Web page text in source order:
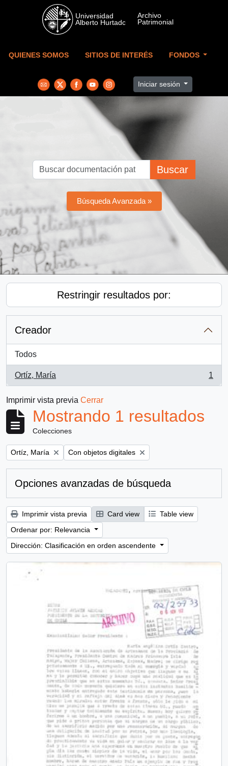
Skip to main content
QUIENES SOMOS SITIOS DE INTERÉS FONDOS
Iniciar sesión
Buscar
Búsqueda Avanzada »
Restringir resultados por:
Creador
Todos
Ortíz, María
, 1 resultados
1
Imprimir vista previa Cerrar
Mostrando 1 resultados
Colecciones
Remove filter:
Ortíz, María Remove filter:
Con objetos digitales
Opciones avanzadas de búsqueda
Imprimir vista previa Card view
Table view
Ordenar por: Relevancia
Dirección: Clasificación en orden ascendente